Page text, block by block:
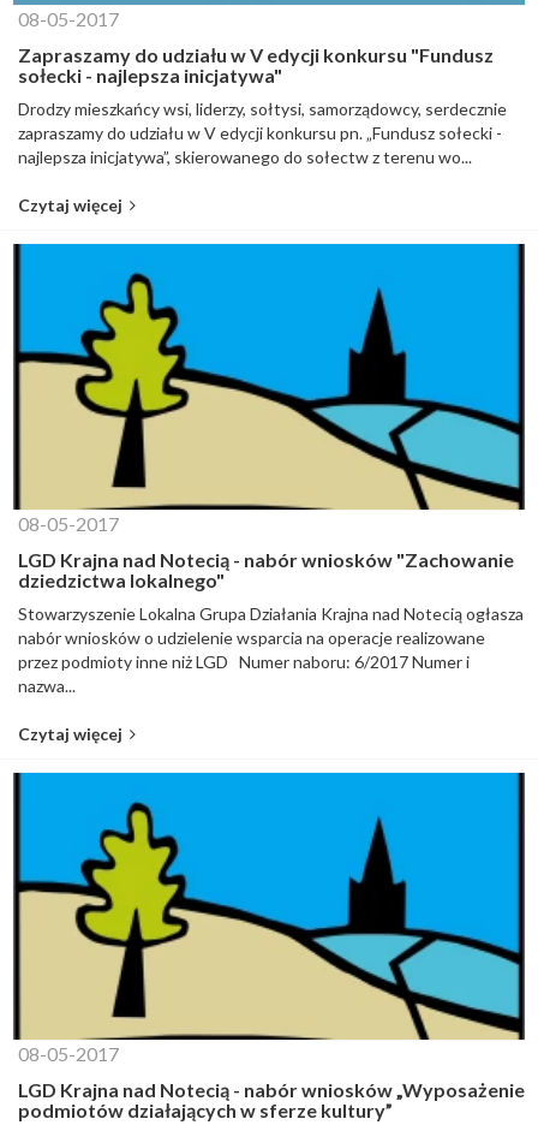
08-05-2017
Zapraszamy do udziału w V edycji konkursu "Fundusz
sołecki - najlepsza inicjatywa"
Drodzy mieszkańcy wsi, liderzy, sołtysi, samorządowcy, serdecznie
zapraszamy do udziału w V edycji konkursu pn. „Fundusz sołecki -
najlepsza inicjatywa”, skierowanego do sołectw z terenu wo...
Czytaj więcej
08-05-2017
LGD Krajna nad Notecią - nabór wniosków "Zachowanie
dziedzictwa lokalnego"
Stowarzyszenie Lokalna Grupa Działania Krajna nad Notecią ogłasza
nabór wniosków o udzielenie wsparcia na operacje realizowane
przez podmioty inne niż LGD Numer naboru: 6/2017 Numer i
nazwa...
Czytaj więcej
08-05-2017
LGD Krajna nad Notecią - nabór wniosków „Wyposażenie
podmiotów działających w sferze kultury”